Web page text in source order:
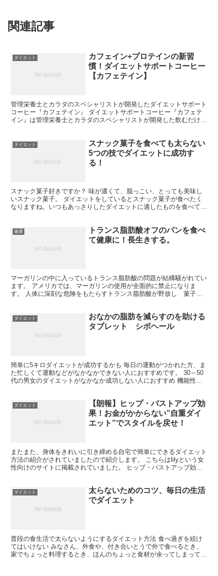
関連記事
ダイエット
カフェイン+プロテインの新習
慣！ダイエットサポートコーヒー
【カフェテイン】
管理栄養士とカラダのスペシャリストが開発したダイエットサポート
コーヒー『カフェテイン』 ダイエットサポートコーヒー『カフェテ
イン』は管理栄養士とカラダのスペシャリストが開発した飲むだけで
ダイエット
スナック菓子を食べても太らない
5つの技でダイエットに成功す
る！
スナック菓子好きですか？ 味が濃くて、脂っこい、とっても美味し
いスナック菓子。 ダイエットをしているとスナック菓子が食べたく
なりますね。いつもあっさりしたダイエットに適したものを食べてい
健康
トランス脂肪酸オフのパンを食べ
て健康に！長生きする。
マーガリンの中に入っているトランス脂肪酸の問題が結構騒がれてい
ます。 アメリカでは、マーガリンの使用が全面的に禁止になりま
す。 人体に深刻な危険をもたらすトランス脂肪酸が野放し 菓子、
ダイエット
おなかの脂肪を減らすのを助ける
タブレット シボヘール
簡単に5キロダイエットが成功するかも 毎日の運動がつかれた方、ま
た忙しくて運動などがなかなかできない人におすすめです。 30～50
代の男女のダイエットがなかなか成功しない人におすすめ 機能性表
ダイエット
【朗報】ヒップ・バストアップ効
果！お金がかからない”自重ダイ
エット”でスタイルを戻せ！
またまた、身体をきれいに引き締める自宅で簡単にできるダイエット
方法の紹介がされていましたので紹介します。 こちらはlilyという女
性向けのサイトに掲載されていました。 ヒップ・バストアップ効果
ダイエット
太らないためのコツ、毎日の生活
でダイエット
普段の食生活で太らないようにするダイエット方法 食べ過ぎを続け
てはいけない みなさん、外食や、付き合いとうで外で食べるとき、
家でちょっと料理するとき、ほんのちょっと食材が余ってしまってい